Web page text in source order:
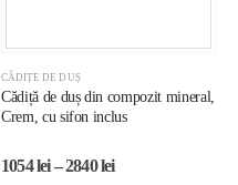
CĂDIȚE DE DUȘ
Cădiță de duș din compozit mineral,
Crem, cu sifon inclus
1054lei–2840lei